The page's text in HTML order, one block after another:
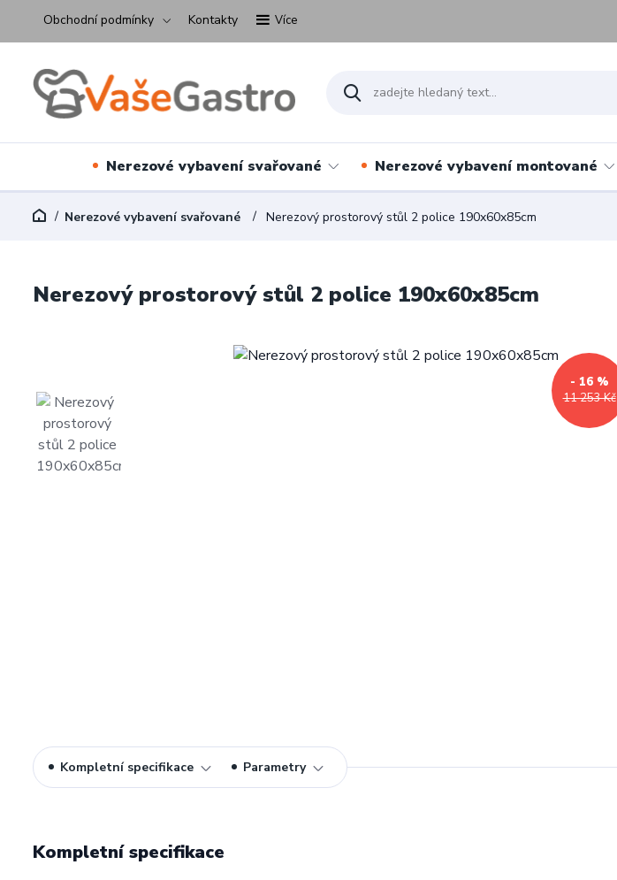
Obchodní podmínky Kontakty Více
Nerezové vybavení svařované Nerezové vybavení montované
Nerezové vybavení svařované Nerezový prostorový stůl 2 police 190x60x85cm
Nerezový prostorový stůl 2 police 190x60x85cm
11 253 Kč
- 16 %
Kompletní specifikace Parametry
Kompletní specifikace